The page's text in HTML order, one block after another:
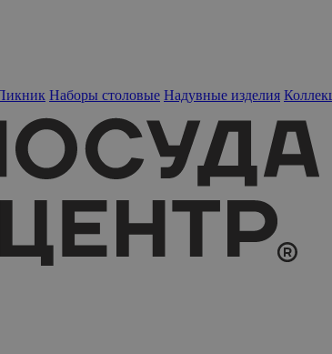
Наборы столовые Надувные изделия